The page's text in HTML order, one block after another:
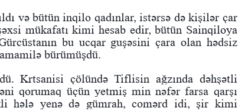
və bütün inqilo qadınlar, istərsə də kişilər çar
mükafatı kimi hesab edir, bütün Sainqiloya
bu ucqar guşəsini çara olan hədsiz
bürümüşdü.
Krtsanisi çölündə Tiflisin ağzında dəhşətli
qorumaq üçün yetmiş min nəfər farsa qarşı
hələ yenə də gümrah, comərd idi, şir kimi